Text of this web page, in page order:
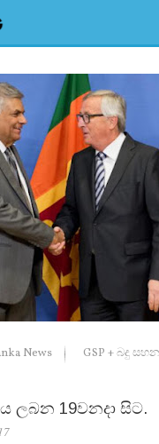
News
GSP + බදු
ලබන 19වනදා සිට.